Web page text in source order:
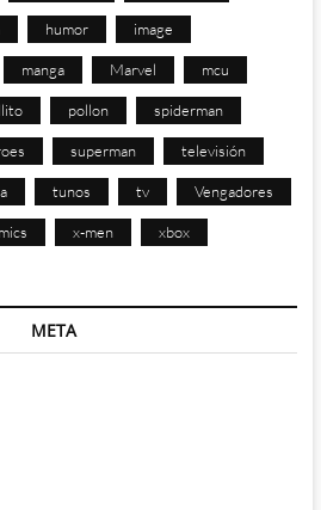
humor image
manga Marvel mcu
pollon spiderman
superman televisión
tunos tv Vengadores
x-men xbox
META